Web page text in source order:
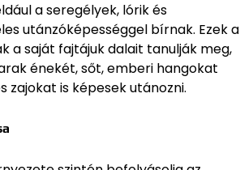
a seregélyek, lórik és
utánzóképességgel bírnak. Ezek a
a saját fajtájuk dalait tanulják meg,
énekét, sőt, emberi hangokat
zajokat is képesek utánozni.